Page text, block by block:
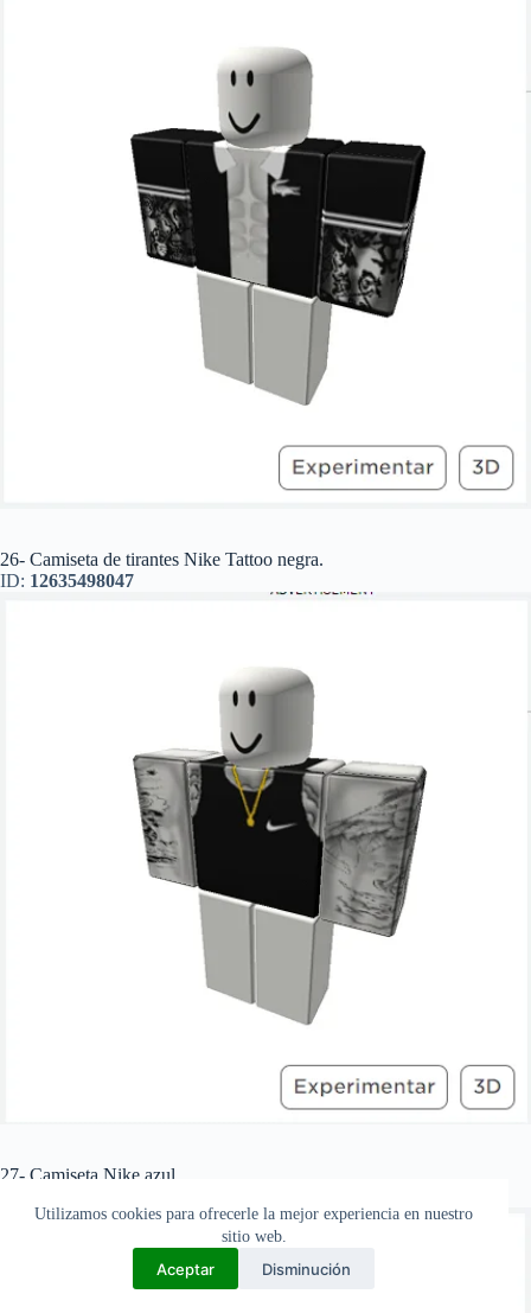
Utilizamos cookies para ofrecerle la mejor experiencia en nuestro
sitio web.
Aceptar Disminución
26- Camiseta de tirantes Nike Tattoo negra.
ID: 12635498047
27- Camiseta Nike azul.